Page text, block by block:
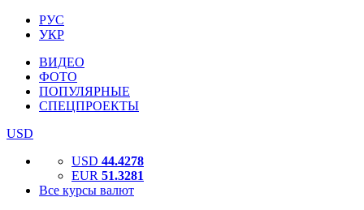
РУС
УКР
ВИДЕО
ФОТО
ПОПУЛЯРНЫЕ
СПЕЦПРОЕКТЫ
USD
USD 44.4278
EUR 51.3281
Все курсы валют